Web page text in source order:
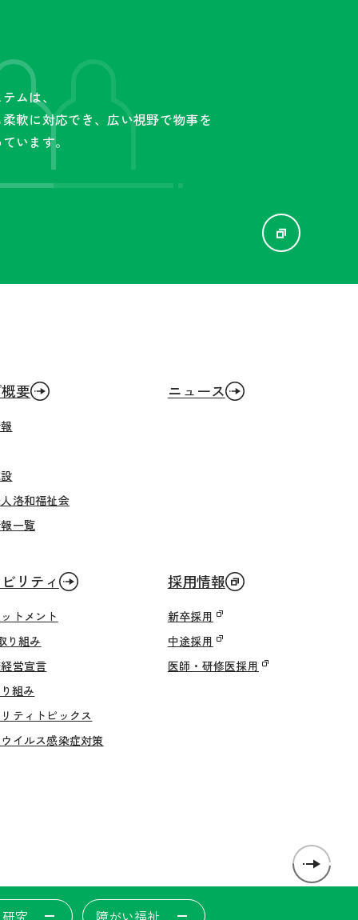
ムは、
軟に対応でき、広い視野で物事を
います。
要
洛和福祉会
一覧
リティ
トメント
り組み
営宣言
組み
ティトピックス
イルス感染症対策
ニュース
採用情報
新卒採用
中途採用
医師・研修医採用
究 障がい福祉